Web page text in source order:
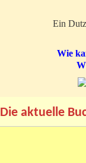
Ein
Wie
Die aktuelle